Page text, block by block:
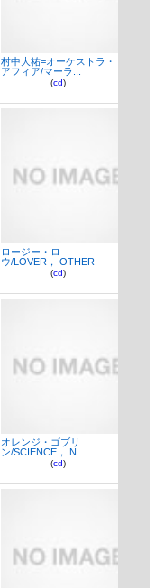
村中大祐=オーケストラ・
アフィア/マーラ...
(cd)
ロージー・ロ
ウ/LOVER， OTHER
(cd)
オレンジ・ゴブリ
ン/SCIENCE， N...
(cd)